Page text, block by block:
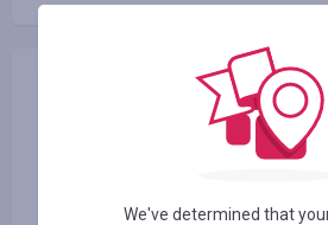
We've determined that